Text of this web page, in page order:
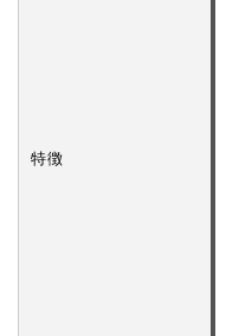
特徴